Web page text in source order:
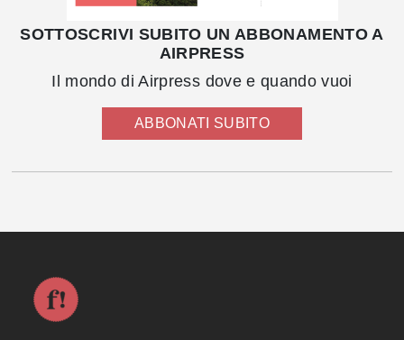
SOTTOSCRIVI SUBITO UN ABBONAMENTO A
AIRPRESS
Il mondo di Airpress dove e quando vuoi
ABBONATI SUBITO